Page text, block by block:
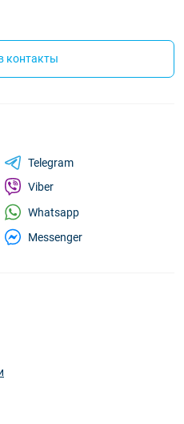
контакты
Telegram
Viber
Whatsapp
Messenger